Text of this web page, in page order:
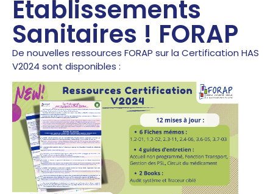
Établissements
Sanitaires ! FORAP
De nouvelles ressources FORAP sur la Certification HAS
V2024 sont disponibles :